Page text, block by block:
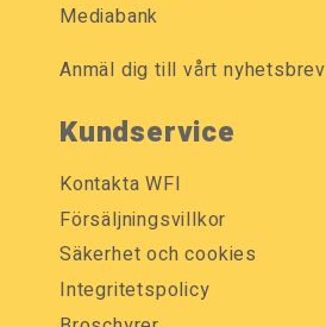
Mediabank
Anmäl dig till vårt nyhetsbrev
Kundservice
Kontakta WFI
Försäljningsvillkor
Säkerhet och cookies
Integritetspolicy